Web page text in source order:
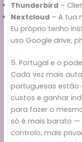
Thunderbird –
Nextcloud – A tua
Eu próprio tenho
uso Google drive,
5. Portugal e o
Cada vez mais
portuguesas
custos e ganhar
para fazer o
só é mais barato
controlo, mais